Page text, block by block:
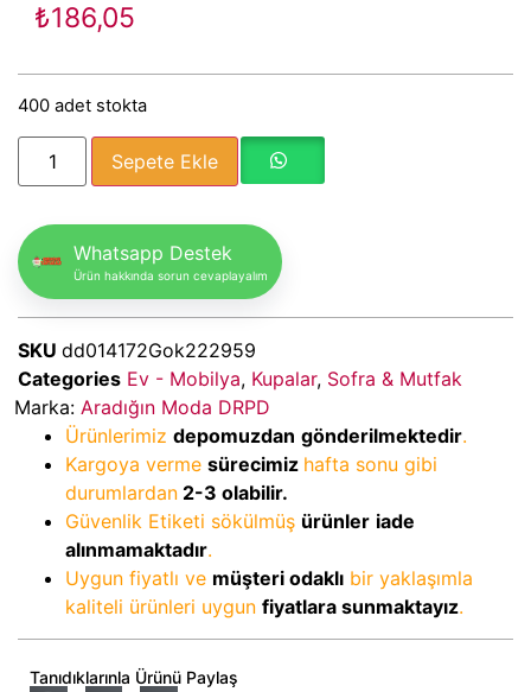
₺186,05
400 adet stokta
Sepete Ekle
Whatsapp Destek
Ürün hakkında sorun cevaplayalım
SKU dd014172Gok222959
Categories Ev - Mobilya, Kupalar, Sofra & Mutfak
Marka: Aradığın Moda DRPD
Ürünlerimiz depomuzdan gönderilmektedir.
Kargoya verme sürecimiz hafta sonu gibi
durumlardan 2-3 olabilir.
Güvenlik Etiketi sökülmüş ürünler iade
alınmamaktadır.
Uygun fiyatlı ve müşteri odaklı bir yaklaşımla
kaliteli ürünleri uygun fiyatlara sunmaktayız.
Tanıdıklarınla Ürünü Paylaş